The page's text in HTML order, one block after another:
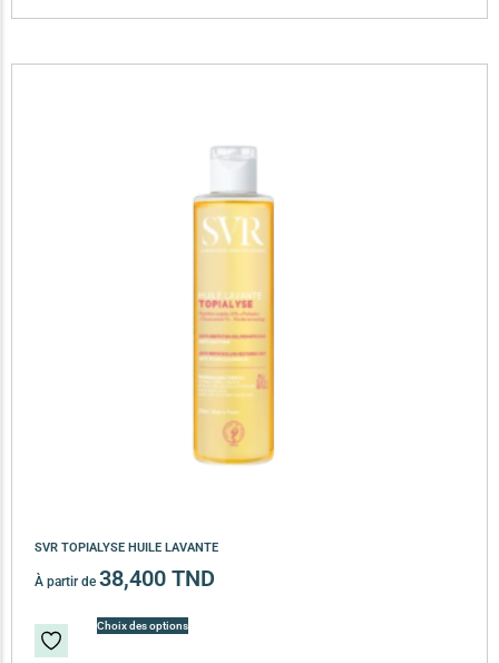
SVR TOPIALYSE HUILE LAVANTE
À partir de 38,400 TND
Choix des options